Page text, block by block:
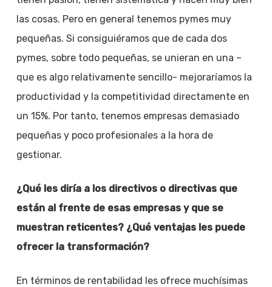
las cosas. Pero en general tenemos pymes muy
pequeñas. Si consiguiéramos que de cada dos
pymes, sobre todo pequeñas, se unieran en una –
que es algo relativamente sencillo- mejoraríamos la
productividad y la competitividad directamente en
un 15%. Por tanto, tenemos empresas demasiado
pequeñas y poco profesionales a la hora de
gestionar.
¿Qué les diría a los directivos o directivas que
están al frente de esas empresas y que se
muestran reticentes? ¿Qué ventajas les puede
ofrecer la transformación?
En términos de rentabilidad les ofrece muchísimas